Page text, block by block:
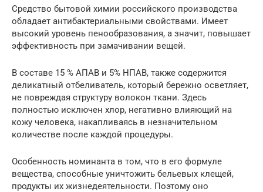
Средство бытовой химии российского производства
обладает антибактериальными свойствами. Имеет
высокий уровень пенообразования, а значит, повышает
эффективность при замачивании вещей.
В составе 15 % АПАВ и 5% НПАВ, также содержится
деликатный отбеливатель, который бережно осветляет,
не повреждая структуру волокон ткани. Здесь
полностью исключен хлор, негативно влияющий на
кожу человека, накапливаясь в незначительном
количестве после каждой процедуры.
Особенность номинанта в том, что в его формуле
вещества, способные уничтожить бельевых клещей,
продукты их жизнедеятельности. Поэтому оно